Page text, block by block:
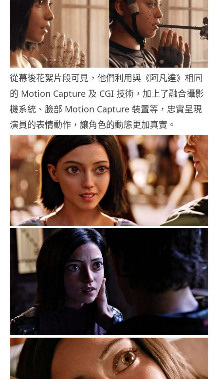
從幕後花絮片段可見，他們利用與《阿凡達》相同
的 Motion Capture 及 CGI 技術，加上了融合攝影
機系統、臉部 Motion Capture 裝置等，忠實呈現
演員的表情動作，讓角色的動態更加真實。